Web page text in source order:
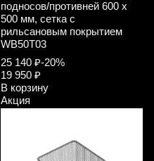
подносов/противней 600 x
500 мм, сетка с
рильсановым покрытием
WB50T03
25 140 ₽-20%
19 950 ₽
В корзину
Акция